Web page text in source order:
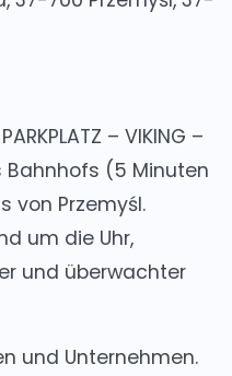
– VIKING –
Bahnhofs (5 Minuten
von Przemyśl.
um die Uhr,
und überwachter
und Unternehmen.